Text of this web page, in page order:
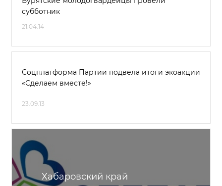
субботник
21.04.14
Соцплатформа Партии подвела итоги экоакции
«Сделаем вместе!»
23.09.13
Хабаровский край